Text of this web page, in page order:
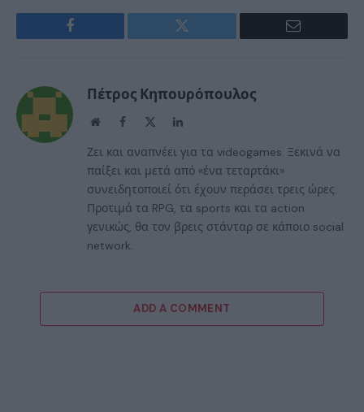
Facebook Twitter Email
Πέτρος Κηπουρόπουλος
WebsiteFacebook LinkedIn
Ζει και αναπνέει για τα videogames. Ξεκινά να
παίξει και μετά από «ένα τεταρτάκι»
συνειδητοποιεί ότι έχουν περάσει τρεις ώρες.
Προτιμά τα RPG, τα sports και τα action
γενικώς, θα τον βρεις στάνταρ σε κάποιο social
network.
ADD A COMMENT